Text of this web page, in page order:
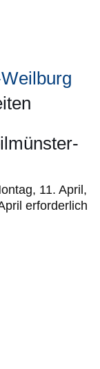
11. April,
erforderlich